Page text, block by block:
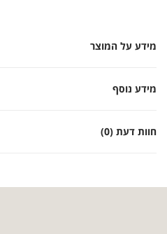
מידע על המוצר
מידע נוסף
חוות דעת (0)